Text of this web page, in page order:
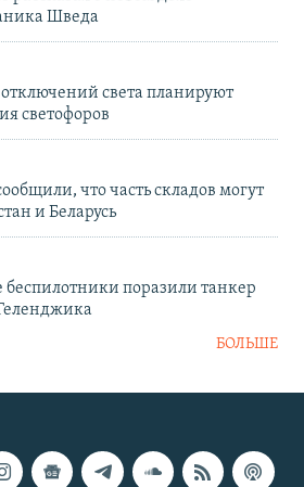
Шведа
отключений света планируют
светофоров
что часть складов могут
и Беларусь
поразили танкер
БОЛЬШЕ